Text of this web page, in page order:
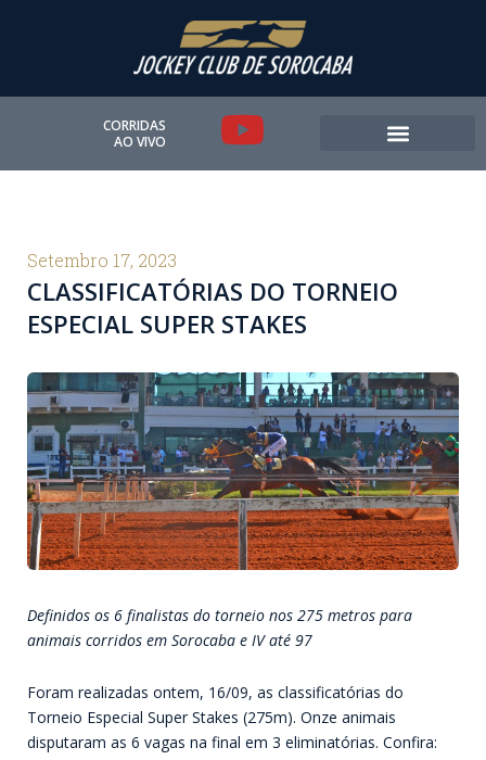
CORRIDAS
AO VIVO
Y
o
u
b
e
Setembro 17, 2023
CLASSIFICATÓRIAS DO TORNEIO
ESPECIAL SUPER STAKES
Definidos os 6 finalistas do torneio nos 275 metros para
animais corridos em Sorocaba e IV até 97
Foram realizadas ontem, 16/09, as classificatórias do
Torneio Especial Super Stakes (275m). Onze animais
disputaram as 6 vagas na final em 3 eliminatórias. Confira: